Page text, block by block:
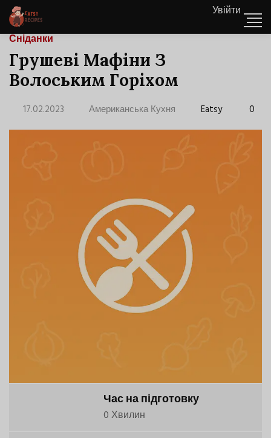
Увійти
Сніданки
Грушеві Мафіни З
Волоським Горіхом
17.02.2023 Американська Кухня Eatsy 0
Час на підготовку
0 Хвилин